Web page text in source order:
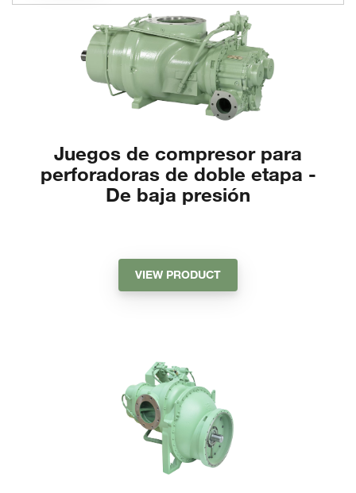
Juegos de compresor para
perforadoras de doble etapa -
De baja presión
VIEW PRODUCT